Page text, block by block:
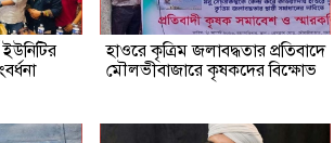
হাওরে কৃত্রিম জলাবদ্ধতার প্রতিবাদে
মৌলভীবাজারে কৃষকদের বিক্ষোভ